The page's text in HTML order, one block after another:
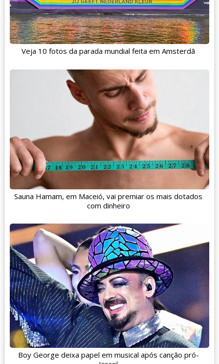
Veja 10 fotos da parada mundial feita em Amsterdã
Sauna Hamam, em Maceió, vai premiar os mais dotados
com dinheiro
Boy George deixa papel em musical após canção pró-